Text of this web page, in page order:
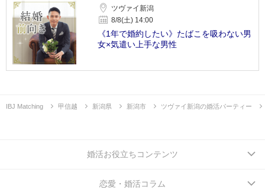
ツヴァイ新潟
8/8(土) 14:00
《1年で婚約したい》たばこを吸わない男
女×気遣い上手な男性
IBJ Matching 甲信越 新潟県 新潟市 ツヴァイ新潟の婚活パーティー
婚活お役立ちコンテンツ
恋愛・婚活コラム